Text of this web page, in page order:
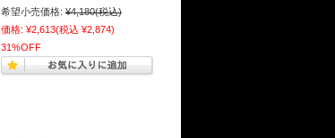
希望小売価格: ¥4,180(税込)
価格: ¥2,613(税込 ¥2,874)
31%OFF